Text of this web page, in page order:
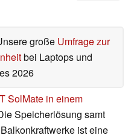
große Umfrage zur
bei Laptops und
2026
SolMate in einem
Speicherlösung samt
ist eine